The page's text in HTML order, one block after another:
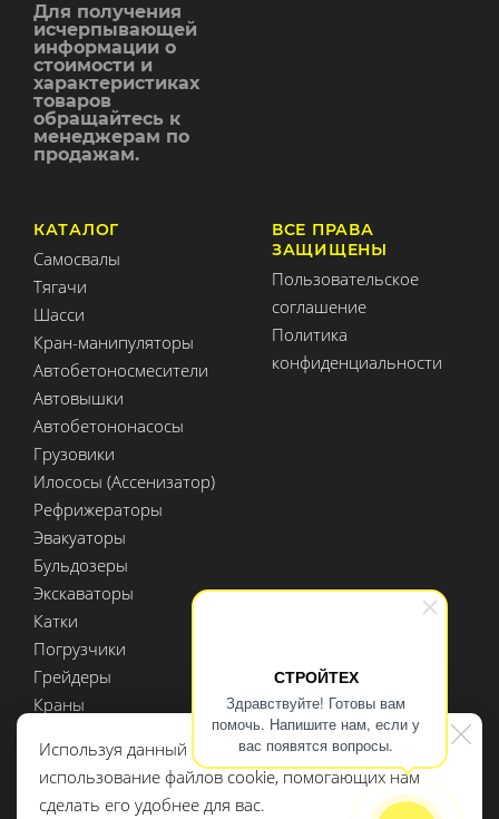
СТРОЙТЕХ
Здравствуйте! Готовы вам
помочь. Напишите нам, если у
вас появятся вопросы.
Для получения
исчерпывающей
информации о
стоимости и
характеристиках
товаров
обращайтесь к
менеджерам по
продажам.
КАТАЛОГ
Самосвалы
Тягачи
Шасси
Кран-манипуляторы
Автобетоносмесители
Автовышки
Автобетононасосы
Грузовики
Илососы (Ассенизатор)
Рефрижераторы
Эвакуаторы
Бульдозеры
Экскаваторы
Катки
Погрузчики
Грейдеры
Краны
Полуприцепы
Доп. оборудование
ВСЕ ПРАВА
ЗАЩИЩЕНЫ
Пользовательское
соглашение
Политика
конфиденциальности
Используя данный сайт, вы даете согласие на
использование файлов cookie, помогающих нам
сделать его удобнее для вас.